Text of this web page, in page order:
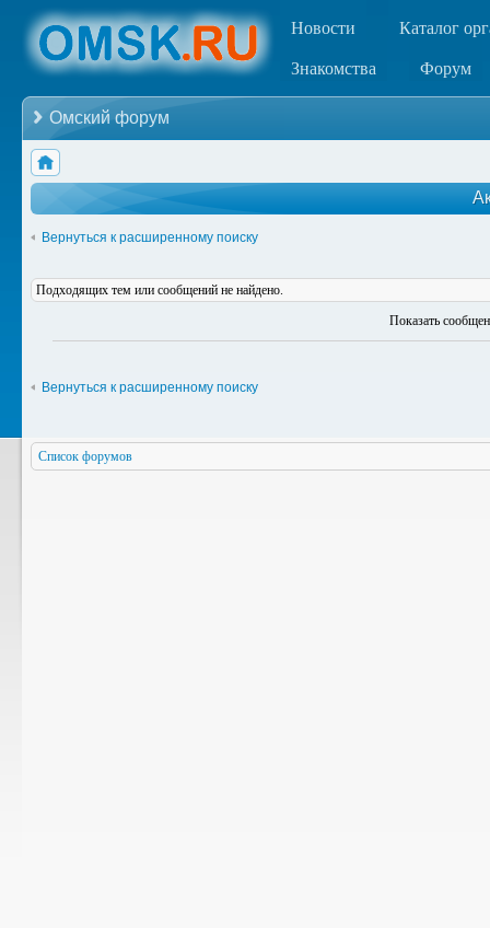
Новости Каталог
Знакомства Форум
Омский форум
Вернуться к расширенному поиску
Подходящих тем или сообщений не найдено.
Показать
Вернуться к расширенному поиску
Список форумов